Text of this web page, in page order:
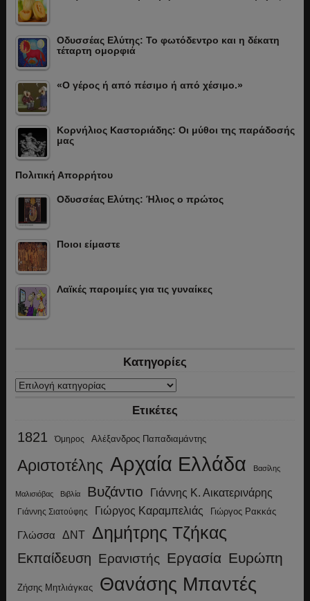
Οδυσσέας Ελύτης: Το φωτόδεντρο και η δέκατη
τέταρτη ομορφιά
«Ο γέρος ή από πέσιμο ή από χέσιμο.»
Κορνήλιος Καστοριάδης: Οι μύθοι της παράδοσής
μας
Πολιτική Απορρήτου
Οδυσσέας Ελύτης: Ήλιος ο πρώτος
Ποιοι είμαστε
Λαϊκές παροιμίες για τις γυναίκες
Κατηγορίες
Κατηγορίες
Ετικέτες
1821 Όμηρος Αλέξανδρος Παπαδιαμάντης
Αριστοτέλης Αρχαία Ελλάδα Βασίλης
Μαλισιόβας Βιβλία Βυζάντιο Γιάννης Κ. Αικατερινάρης
Γιάννης Σιατούφης Γιώργος Καραμπελιάς Γιώργος Ρακκάς
Γλώσσα ΔΝΤ Δημήτρης Τζήκας
Εκπαίδευση Ερανιστής Εργασία Ευρώπη
Ζήσης Μητλιάγκας Θανάσης Μπαντές